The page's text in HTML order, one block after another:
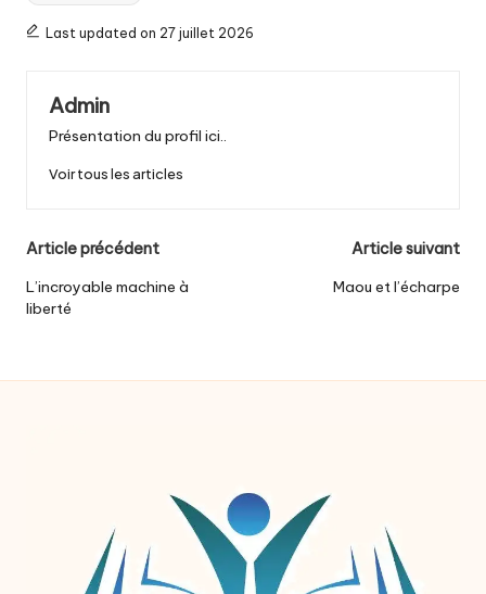
Last updated on 27 juillet 2026
Admin
Présentation du profil ici..
Voir tous les articles
Post
navigation
Article précédent
L’incroyable machine à
liberté
Article suivant
Maou et l’écharpe